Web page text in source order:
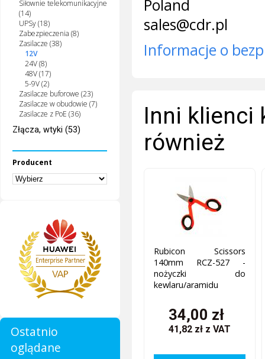
Siłownie telekomunikacyjne
(14)
UPSy (18)
Zabezpieczenia (8)
Zasilacze (38)
12V
24V (8)
48V (17)
5-9V (2)
Zasilacze buforowe (23)
Zasilacze w obudowie (7)
Zasilacze z PoE (36)
Złącza, wtyki (53)
Producent
Ostatnio
oglądane
Poland
sales@cdr.pl
Informacje o
Inni klienci
również
Rubicon Scissors
140mm RCZ-527 -
nożyczki do
kewlaru/aramidu
34,00 zł
41,82 zł z VAT